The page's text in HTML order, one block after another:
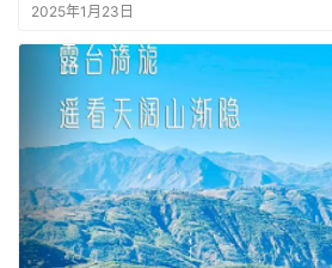
2025年1月23日